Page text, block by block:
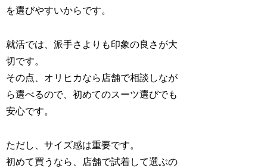
を選びやすいからです。
就活では、派手さよりも印象の良さが大
切です。
その点、オリヒカなら店舗で相談しなが
ら選べるので、初めてのスーツ選びでも
安心です。
ただし、サイズ感は重要です。
初めて買うなら、店舗で試着して選ぶの